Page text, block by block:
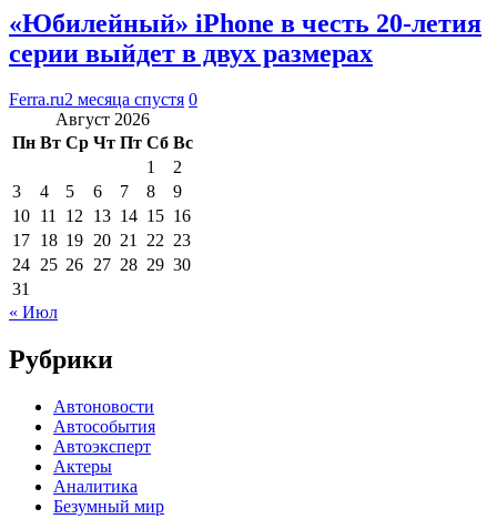
«Юбилейный» iPhone в честь 20-летия
серии выйдет в двух размерах
Ferra.ru2 месяца спустя 0
Август 2026
Пн Вт Ср Чт Пт Сб Вс
1
2
3
4 5 6 7 8
9
10 11 12 13 14 15 16
17 18 19 20 21 22 23
24 25 26 27 28 29 30
31
« Июл
Рубрики
Автоновости
Автособытия
Автоэксперт
Актеры
Аналитика
Безумный мир